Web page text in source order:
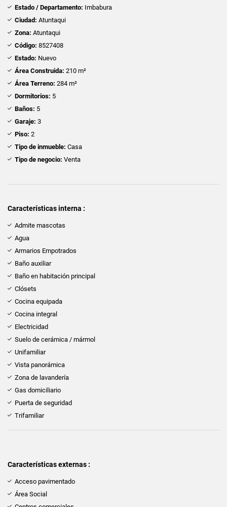
Estado / Departamento: Imbabura
Ciudad: Atuntaqui
Zona: Atuntaqui
Código: 8527408
Estado: Nuevo
Área Construida: 210 m²
Área Terreno: 284 m²
Dormitorios: 5
Baños: 5
Garaje: 3
Piso: 2
Tipo de inmueble: Casa
Tipo de negocio: Venta
Características interna :
Admite mascotas
Agua
Armarios Empotrados
Baño auxiliar
Baño en habitación principal
Clósets
Cocina equipada
Cocina integral
Electricidad
Suelo de cerámica / mármol
Unifamiliar
Vista panorámica
Zona de lavandería
Gas domiciliario
Puerta de seguridad
Trifamiliar
Características externas :
Acceso pavimentado
Área Social